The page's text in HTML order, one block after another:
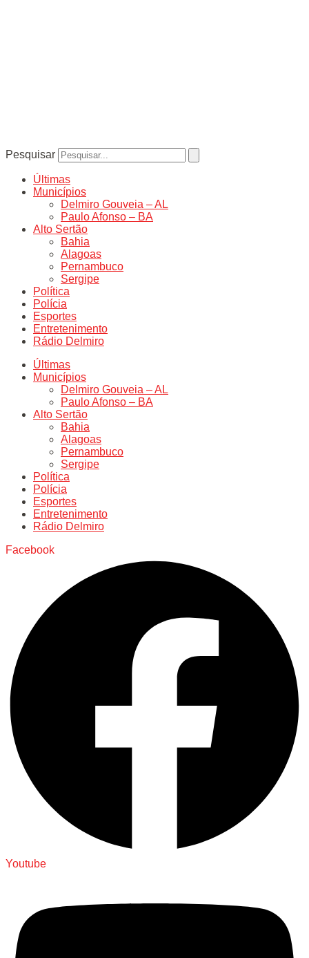
Pesquisar
Últimas
Municípios
Delmiro Gouveia – AL
Paulo Afonso – BA
Alto Sertão
Bahia
Alagoas
Pernambuco
Sergipe
Política
Polícia
Esportes
Entretenimento
Rádio Delmiro
Últimas
Municípios
Delmiro Gouveia – AL
Paulo Afonso – BA
Alto Sertão
Bahia
Alagoas
Pernambuco
Sergipe
Política
Polícia
Esportes
Entretenimento
Rádio Delmiro
Facebook
Youtube